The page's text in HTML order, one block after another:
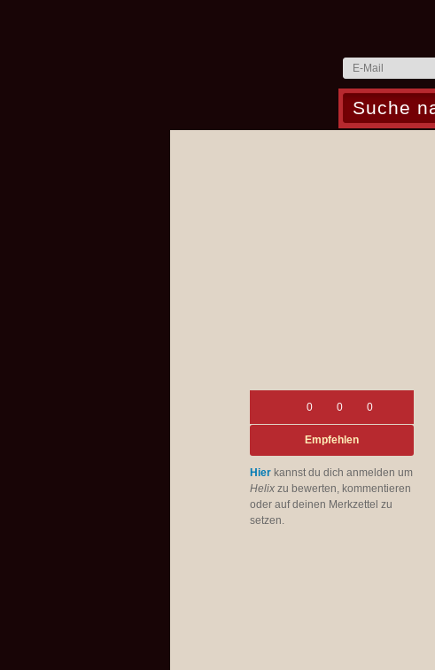
0 0 0
Empfehlen
Hier kannst du dich anmelden um
Helix zu bewerten, kommentieren
oder auf deinen Merkzettel zu
setzen.